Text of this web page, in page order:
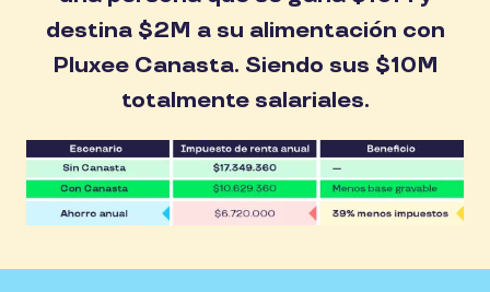
destina $2M a su alimentación con
Pluxee Canasta. Siendo sus $10M
totalmente salariales.